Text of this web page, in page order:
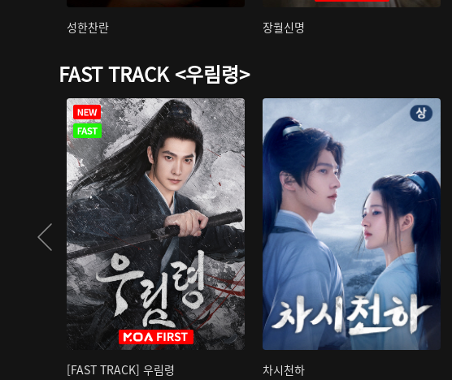
성한찬란 장월신명
FAST TRACK <우림령>
[FAST TRACK] 우림령 차시천하